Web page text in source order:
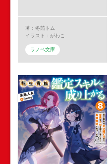
著：冬茜トム
イラスト：がわこ
ラノベ文庫